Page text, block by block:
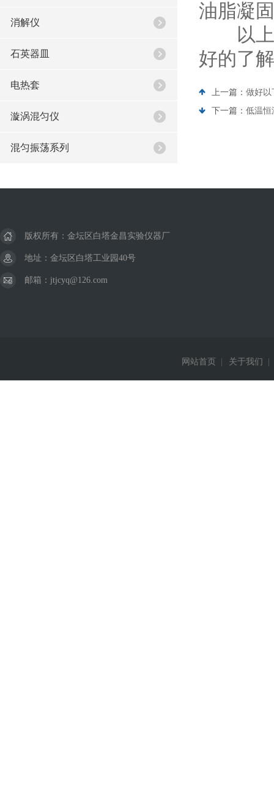
消解仪
石英器皿
电热套
漩涡混匀仪
混匀振荡系列
油脂凝
以上
好的了
上一篇： 做好以
下一篇： 低温恒
版权所有：金坛区白塔金昌实验仪器厂
地址：金坛区白塔工业园40号
邮箱：jtjcyq@126.com
网站首页 关于我们